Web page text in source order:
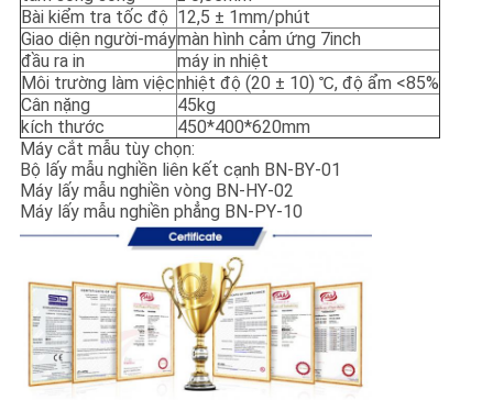
Bài kiểm tra tốc độ 12,5 ± 1mm/phút
Giao diện người-máymàn hình cảm ứng 7inch
đầu ra in
máy in nhiệt
Môi trường làm việcnhiệt độ (20 ± 10) ℃, độ ẩm <85%
Cân nặng
45kg
kích thước
450*400*620mm
Máy cắt mẫu tùy chọn:
Bộ lấy mẫu nghiền liên kết cạnh BN-BY-01
Máy lấy mẫu nghiền vòng BN-HY-02
Máy lấy mẫu nghiền phẳng BN-PY-10